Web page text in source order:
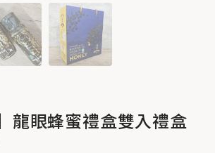
龍眼蜂蜜禮盒雙入禮盒